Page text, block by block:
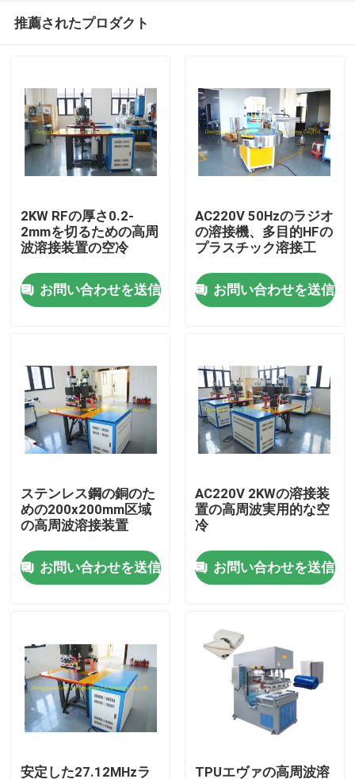
プロダクト
私達について
品質管理
私達に連絡しなさい
HFのプラスチック溶接機
超音波プラスチック溶接機
ポリ塩化ビニールのプラスチック溶接機
推薦されたプロダクト
2KW RFの厚さ0.2-
2mmを切るための高周
波溶接装置の空冷
お問い合わせを送信
AC220V 50Hzのラジオ
の溶接機、多目的HFの
プラスチック溶接工
お問い合わせを送信
ステンレス鋼の銅のた
めの200x200mm区域
の高周波溶接装置
お問い合わせを送信
AC220V 2KWの溶接装
置の高周波実用的な空
冷
お問い合わせを送信
安定した27.12MHzラ TPUエヴァの高周波溶